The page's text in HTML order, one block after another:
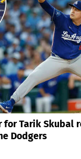
for Tarik Skubal
Dodgers